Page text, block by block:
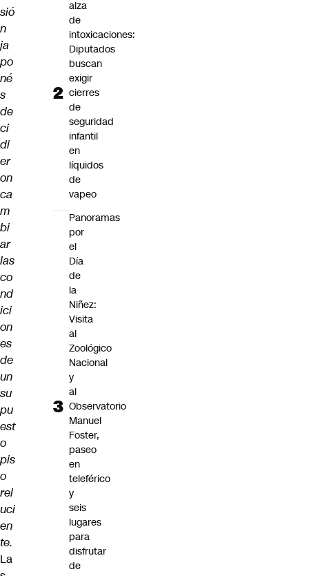
sió
n
ja
po
né
s
de
ci
di
er
on
ca
m
bi
ar
las
co
nd
ici
on
es
de
un
su
pu
est
o
pis
o
rel
uci
en
te.
La
alza
de
intoxicaciones:
Diputados
buscan
exigir
cierres
de
seguridad
infantil
en
líquidos
de
vapeo
Panoramas
por
el
Día
de
la
Niñez:
Visita
al
Zoológico
Nacional
y
al
Observatorio
Manuel
Foster,
paseo
en
teleférico
y
seis
lugares
para
disfrutar
de